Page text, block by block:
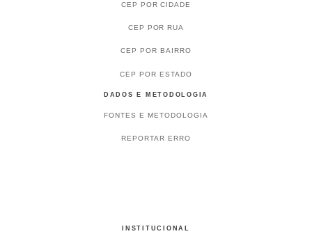
CEP POR CIDADE
CEP POR RUA
CEP POR BAIRRO
CEP POR ESTADO
DADOS E METODOLOGIA
FONTES E METODOLOGIA
REPORTAR ERRO
INSTITUCIONAL